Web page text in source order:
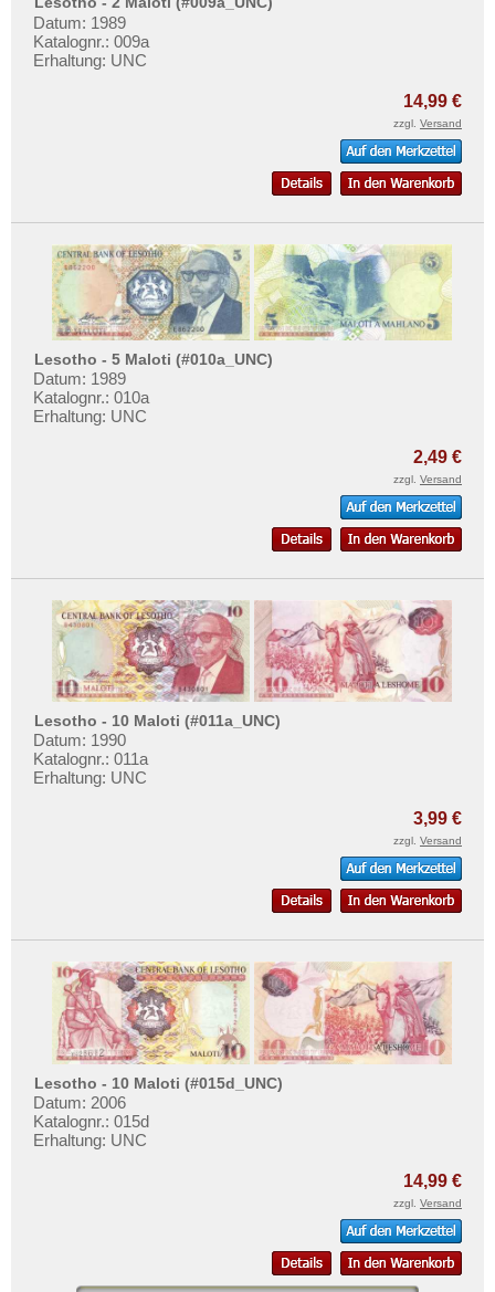
Datum: 1989
Katalognr.: 009a
Erhaltung: UNC
14,99 €
zzgl. Versand
Lesotho - 5 Maloti (#010a_UNC)
Datum: 1989
Katalognr.: 010a
Erhaltung: UNC
2,49 €
zzgl. Versand
Lesotho - 10 Maloti (#011a_UNC)
Datum: 1990
Katalognr.: 011a
Erhaltung: UNC
3,99 €
zzgl. Versand
Lesotho - 10 Maloti (#015d_UNC)
Datum: 2006
Katalognr.: 015d
Erhaltung: UNC
14,99 €
zzgl. Versand